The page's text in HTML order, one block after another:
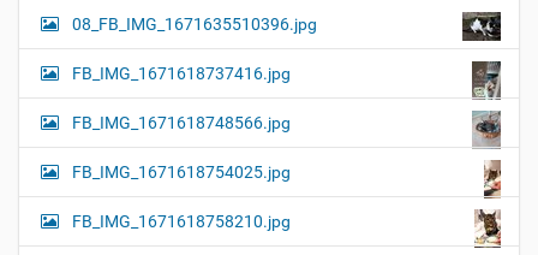
08_FB_IMG_1671635510396.jpg
FB_IMG_1671618737416.jpg
FB_IMG_1671618748566.jpg
FB_IMG_1671618754025.jpg
FB_IMG_1671618758210.jpg